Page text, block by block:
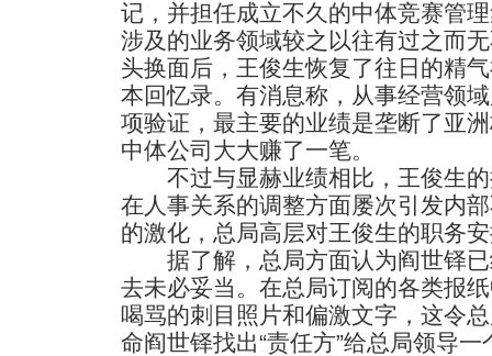
记，并担任成立不久的中体竞赛管
涉及的业务领域较之以往有过之而
头换面后，王俊生恢复了往日的精
本回忆录。有消息称，从事经营领
项验证，最主要的业绩是垄断了亚
中体公司大大赚了一笔。
不过与显赫业绩相比，王俊生的
在人事关系的调整方面屡次引发内
的激化，总局高层对王俊生的职务
据了解，总局方面认为阎世铎已
去未必妥当。在总局订阅的各类报
喝骂的刺目照片和偏激文字，这令
命阎世铎找出“责任方”给总局领导